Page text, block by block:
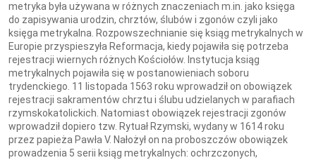
metryka była używana w różnych znaczeniach m.in. jako księga
do zapisywania urodzin, chrztów, ślubów i zgonów czyli jako
księga metrykalna. Rozpowszechnianie się ksiąg metrykalnych w
Europie przyspieszyła Reformacja, kiedy pojawiła się potrzeba
rejestracji wiernych różnych Kościołów. Instytucja ksiąg
metrykalnych pojawiła się w postanowieniach soboru
trydenckiego. 11 listopada 1563 roku wprowadził on obowiązek
rejestracji sakramentów chrztu i ślubu udzielanych w parafiach
rzymskokatolickich. Natomiast obowiązek rejestracji zgonów
wprowadził dopiero tzw. Rytuał Rzymski, wydany w 1614 roku
przez papieża Pawła V. Nałożył on na proboszczów obowiązek
prowadzenia 5 serii ksiąg metrykalnych: ochrzczonych,